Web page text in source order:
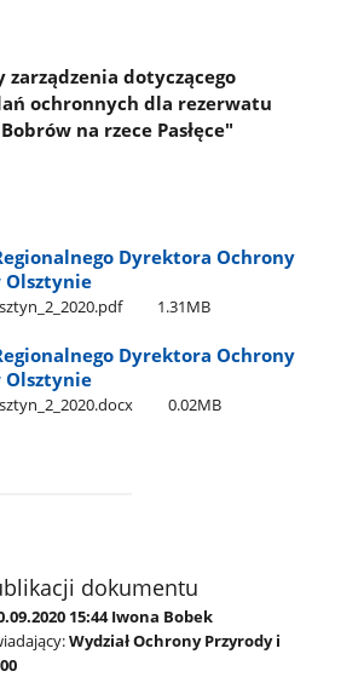
dotyczącego
ochronnych dla rezerwatu
na rzece Pasłęce"
Dyrektora Ochrony
Olsztynie
1.31MB
Dyrektora Ochrony
Olsztynie
0.02MB
dokumentu
15:44 Iwona Bobek
Wydział Ochrony Przyrody i